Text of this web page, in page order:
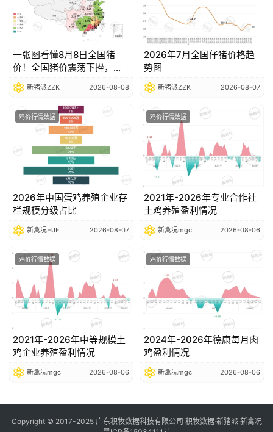
日
猪
价
一张图看懂8月8日全国猪
价！全国猪价震荡下挫，部
分省份跌破5元关口
新猪派ZZK 2026-08-08
2026年7月全国仔猪价格趋
势图
新猪派ZZK 2026-08-07
鸡价行情数据
2026年中国蛋鸡养殖企业存
栏规模分级占比
新禽况HJF 2026-08-07
鸡价行情数据
2021年-2026年专业合作社
土鸡养殖盈利情况
新禽况mgc 2026-08-06
鸡价行情数据
2021年-2026年中等规模土
鸡企业养殖盈利情况
新禽况mgc 2026-08-06
鸡价行情数据
2024年-2026年德康每月肉
鸡盈利情况
新禽况mgc 2026-08-06
Copyright © 2017-2025 广东积牧数据科技有限公司 积牧数据·新猪派·新禽况